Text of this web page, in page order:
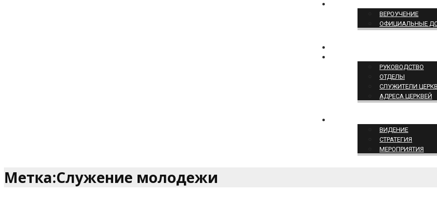
ВЕРОУЧЕНИЕ
ОФИЦИАЛЬНЫЕ
РУКОВОДСТВО
ОТДЕЛЫ
СЛУЖИТЕЛИ
АДРЕСА ЦЕРКВЕЙ
ВИДЕНИЕ
СТРАТЕГИЯ
МЕРОПРИЯТИЯ
Метка:Служение молодежи